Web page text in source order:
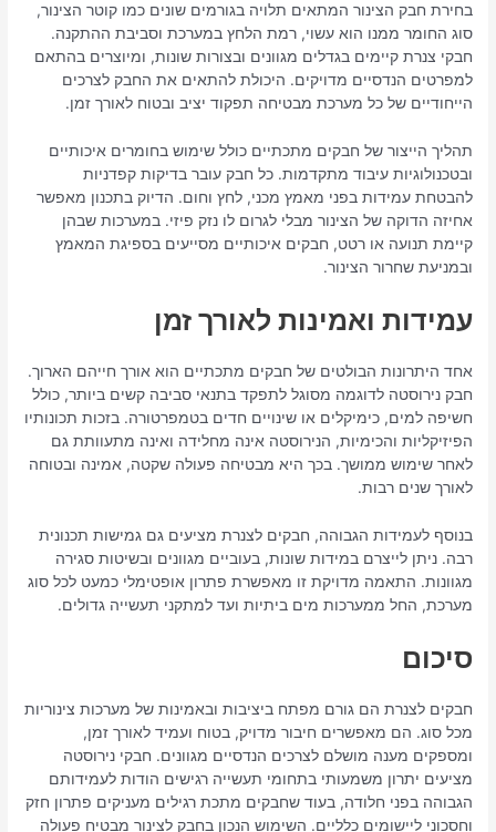
בחירת חבק הצינור המתאים תלויה בגורמים שונים כמו קוטר הצינור,
סוג החומר ממנו הוא עשוי, רמת הלחץ במערכת וסביבת ההתקנה.
חבקי צנרת קיימים בגדלים מגוונים ובצורות שונות, ומיוצרים בהתאם
למפרטים הנדסיים מדויקים. היכולת להתאים את החבק לצרכים
הייחודיים של כל מערכת מבטיחה תפקוד יציב ובטוח לאורך זמן.
תהליך הייצור של חבקים מתכתיים כולל שימוש בחומרים איכותיים
ובטכנולוגיות עיבוד מתקדמות. כל חבק עובר בדיקות קפדניות
להבטחת עמידות בפני מאמץ מכני, לחץ וחום. הדיוק בתכנון מאפשר
אחיזה הדוקה של הצינור מבלי לגרום לו נזק פיזי. במערכות שבהן
קיימת תנועה או רטט, חבקים איכותיים מסייעים בספיגת המאמץ
ובמניעת שחרור הצינור.
עמידות ואמינות לאורך זמן
אחד היתרונות הבולטים של חבקים מתכתיים הוא אורך חייהם הארוך.
חבק נירוסטה לדוגמה מסוגל לתפקד בתנאי סביבה קשים ביותר, כולל
חשיפה למים, כימיקלים או שינויים חדים בטמפרטורה. בזכות תכונותיו
הפיזיקליות והכימיות, הנירוסטה אינה מחלידה ואינה מתעוותת גם
לאחר שימוש ממושך. בכך היא מבטיחה פעולה שקטה, אמינה ובטוחה
לאורך שנים רבות.
בנוסף לעמידות הגבוהה, חבקים לצנרת מציעים גם גמישות תכנונית
רבה. ניתן לייצרם במידות שונות, בעוביים מגוונים ובשיטות סגירה
מגוונות. התאמה מדויקת זו מאפשרת פתרון אופטימלי כמעט לכל סוג
מערכת, החל ממערכות מים ביתיות ועד למתקני תעשייה גדולים.
סיכום
חבקים לצנרת הם גורם מפתח ביציבות ובאמינות של מערכות צינוריות
מכל סוג. הם מאפשרים חיבור מדויק, בטוח ועמיד לאורך זמן,
ומספקים מענה מושלם לצרכים הנדסיים מגוונים. חבקי נירוסטה
מציעים יתרון משמעותי בתחומי תעשייה רגישים הודות לעמידותם
הגבוהה בפני חלודה, בעוד שחבקים מתכת רגילים מעניקים פתרון חזק
וחסכוני ליישומים כלליים. השימוש הנכון בחבק לצינור מבטיח פעולה